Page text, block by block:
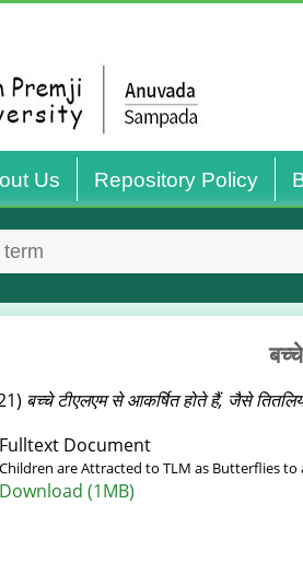
Us Repository Policy
बच्‍चे टीएलएम से आकर्षित होते हैं, जैसे
Fulltext Document
Children are Attracted to TLM as Butterflies to
Download (1MB)